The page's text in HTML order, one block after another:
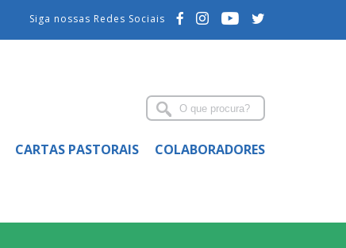
Siga nossas Redes Sociais
CARTAS PASTORAIS COLABORADORES